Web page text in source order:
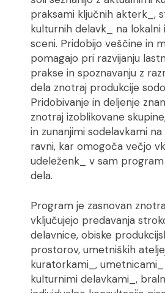
praksami ključnih akterk_,
kulturnih delavk_ na
sceni. Pridobijo veščine in
pomagajo pri razvijanju
prakse in spoznavanju z
dela znotraj produkcije
Pridobivanje in deljenje
znotraj izoblikovane
in zunanjimi sodelavkami
ravni, kar omogoča večjo
udeleženk_ v sam
dela.
Program je zasnovan
vključujejo predavanja
delavnice, obiske
prostorov, umetniških
kuratorkami_,
kulturnimi delavkami_,